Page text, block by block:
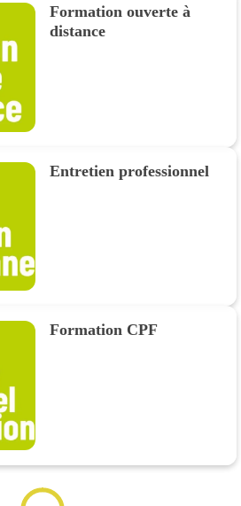
Formation ouverte à
distance
Entretien professionnel
Formation CPF